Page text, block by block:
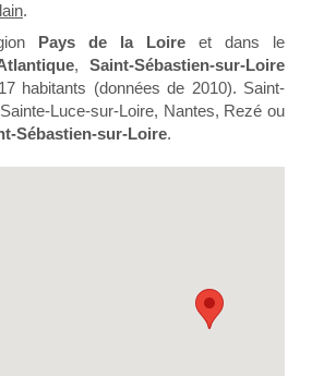
.
Pays de la Loire et dans le
, Saint-Sébastien-sur-Loire
habitants (données de 2010). Saint-
Luce-sur-Loire, Nantes, Rezé ou
Sébastien-sur-Loire.